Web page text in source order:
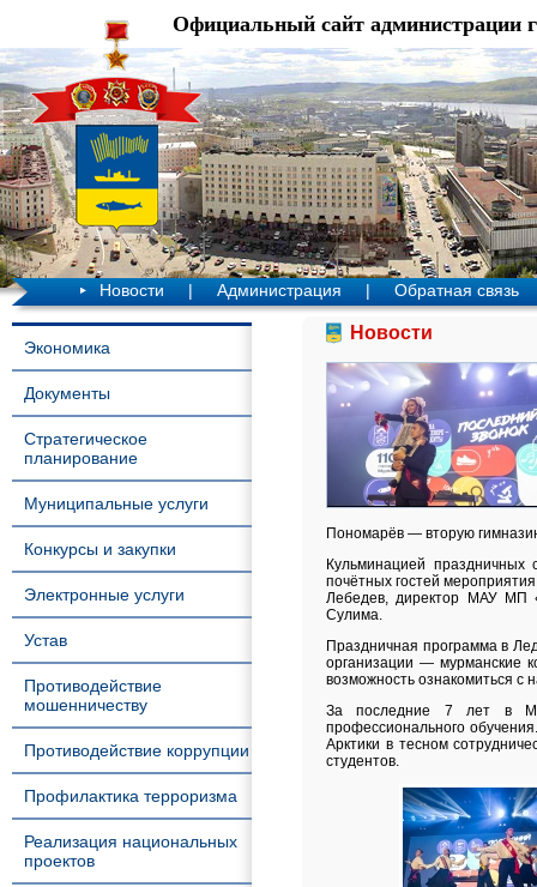
Официальный сайт администрации
Новости | Администрация | Обратная связь
Экономика
Документы
Стратегическое
планирование
Муниципальные услуги
Конкурсы и закупки
Электронные услуги
Устав
Противодействие
мошенничеству
Противодействие коррупции
Профилактика терроризма
Реализация национальных
проектов
Новости
Пономарёв — вторую
Кульминацией
почётных гостей
Лебедев, директор МАУ МП
Сулима.
Праздничная программа в
организации — мурманские
возможность ознакомиться с
За последние 7 лет в
профессионального
Арктики в тесном
студентов.